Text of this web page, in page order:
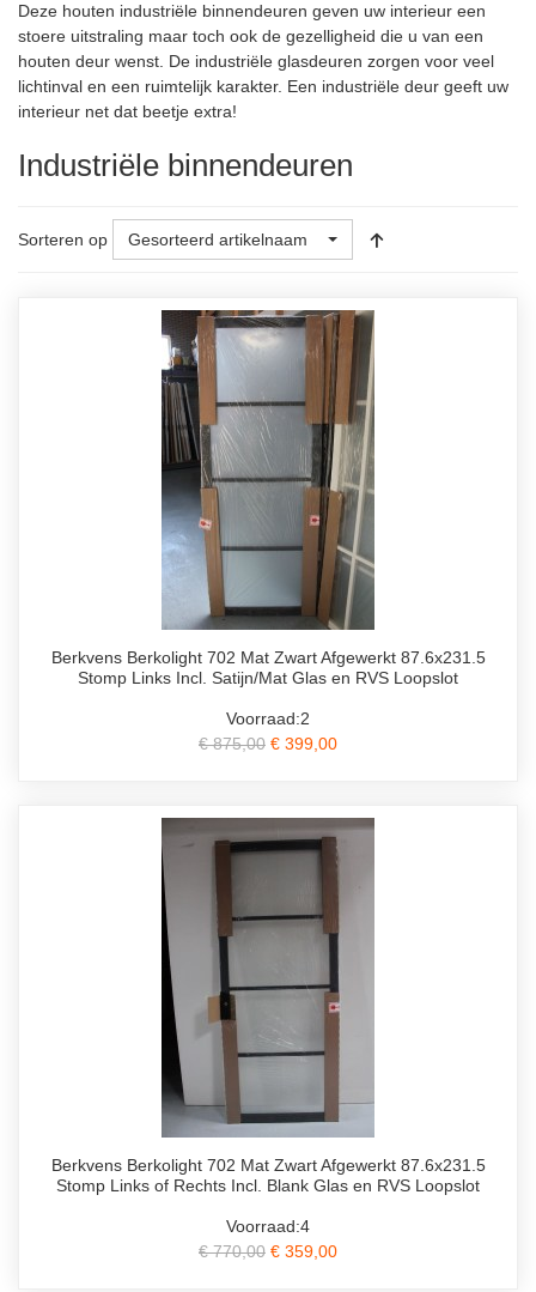
Deze houten industriële binnendeuren geven uw interieur een
stoere uitstraling maar toch ook de gezelligheid die u van een
houten deur wenst. De industriële glasdeuren zorgen voor veel
lichtinval en een ruimtelijk karakter. Een industriële deur geeft uw
interieur net dat beetje extra!
Industriële binnendeuren
Sorteren op Gesorteerd artikelnaam
Berkvens Berkolight 702 Mat Zwart Afgewerkt 87.6x231.5
Stomp Links Incl. Satijn/Mat Glas en RVS Loopslot
Voorraad:2
€ 875,00 € 399,00
Berkvens Berkolight 702 Mat Zwart Afgewerkt 87.6x231.5
Stomp Links of Rechts Incl. Blank Glas en RVS Loopslot
Voorraad:4
€ 770,00 € 359,00